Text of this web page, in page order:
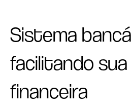
Sistema
facilitando
financeira